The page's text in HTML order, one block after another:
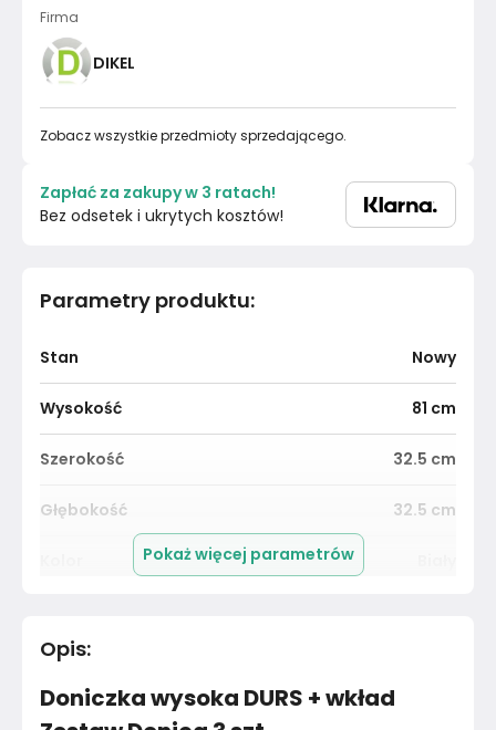
Parametry produktu:
Stan Nowy
Wysokość 81 cm
Szerokość 32.5 cm
Głębokość 32.5 cm
Materiał
Pokaż więcej parametrów
Opis:
Doniczka wysoka DURS + wkład
Firma
DIKEL
Zobacz wszystkie przedmioty sprzedającego.
Zapłać za zakupy w 3 ratach!
Bez odsetek i ukrytych kosztów!